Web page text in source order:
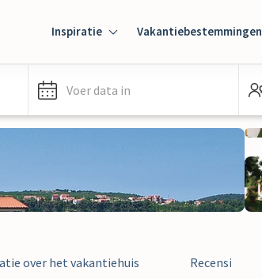
Inspiratie Vakantiebestemmingen
Voer data in
over het vakantiehuis Recensies